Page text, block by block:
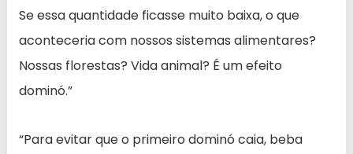
Se essa quantidade ficasse muito baixa, o que
aconteceria com nossos sistemas alimentares?
Nossas florestas? Vida animal? É um efeito
dominó.”
“Para evitar que o primeiro dominó caia, beba